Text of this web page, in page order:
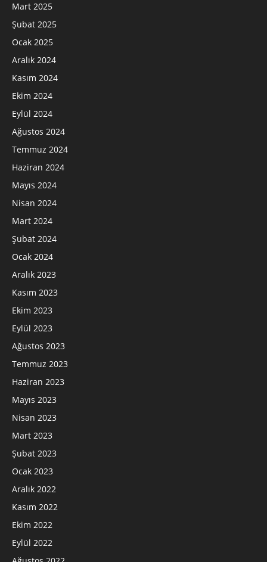
Mart 2025
Şubat 2025
Ocak 2025
Aralık 2024
Kasım 2024
Ekim 2024
Eylül 2024
Ağustos 2024
Temmuz 2024
Haziran 2024
Mayıs 2024
Nisan 2024
Mart 2024
Şubat 2024
Ocak 2024
Aralık 2023
Kasım 2023
Ekim 2023
Eylül 2023
Ağustos 2023
Temmuz 2023
Haziran 2023
Mayıs 2023
Nisan 2023
Mart 2023
Şubat 2023
Ocak 2023
Aralık 2022
Kasım 2022
Ekim 2022
Eylül 2022